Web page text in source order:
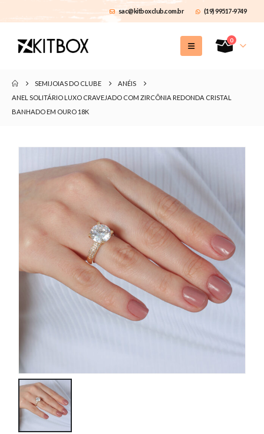
sac@kitboxclub.com.br (19) 99517-9749
0
SEMIJOIAS DO CLUBE
ANÉIS
ANEL SOLITÁRIO LUXO CRAVEJADO COM ZIRCÔNIA REDONDA CRISTAL
BANHADO EM OURO 18K